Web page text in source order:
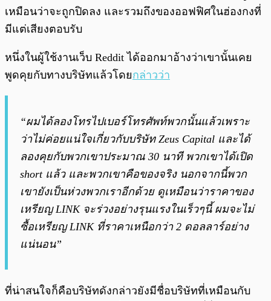
เหมือนว่าจะถูกปิดลง และรวมถึงของออฟฟิศในฮ่องกงที่
มีแต่เสียงตอบรับ
หนึ่งในผู้ใช้งานเว็บ Reddit ได้ออกมาอ้างว่าเขานั้นเคย
พูดคุยกับทางบริษัทแล้วโดยกล่าวว่า
“ผมได้ลองโทรไปเบอร์โทรศัพท์พวกนั้นแล้วเพราะ
ว่าไม่ค่อยแน่ใจเกี่ยวกับบริษัท Zeus Capital และได้
ลองคุยกับพวกเขาประมาณ 30 นาที พวกเขาได้เปิด
short แล้ว และพวกเขาคือของจริง นอกจากนี้พวก
เขายังเป็นห่วงพวกเราอีกด้วย ดูเหมือนว่าราคาของ
เหรียญ LINK จะร่วงอย่างรุนแรงในเร็วๆนี้ ผมจะไม่
ซื้อเหรียญ LINK ที่ราคาเหนือกว่า 2 ดอลลาร์อย่าง
แน่นอน”
ที่น่าสนใจก็คือบริษัทดังกล่าวยังมีชื่อบริษัทที่เหมือนกับ